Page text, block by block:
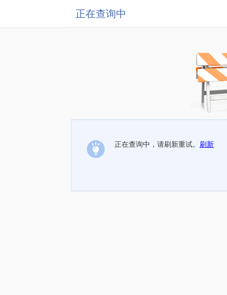
正在查询中
正在查询中，请刷新重试。 刷新